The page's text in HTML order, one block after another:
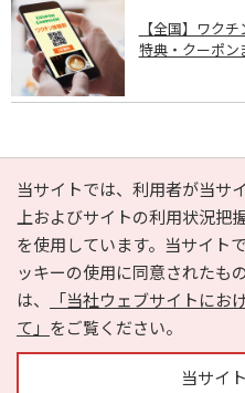
【全国】ワク
特典・クーポン
当サイトでは、利用者が当サ
上およびサイトの利用状況把
を使用しています。当サイト
ッキーの使用に同意されたも
は、
「当社ウェブサイトに
て」 をご覧ください。
当サイ
e-NAVITA（イーナビタ）とは？
利用規約
個人情報の取り
サイトマップ
広告掲